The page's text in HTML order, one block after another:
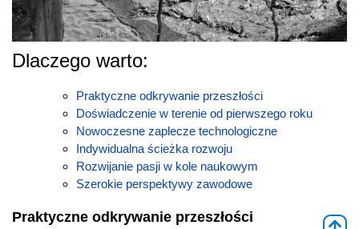
Dlaczego warto:
Praktyczne odkrywanie przeszłości
Doświadczenie w terenie od pierwszego roku
Nowoczesne zaplecze technologiczne
Indywidualna ścieżka rozwoju
Rozwijanie pasji w kole naukowym
Szerokie perspektywy zawodowe
Praktyczne odkrywanie przeszłości